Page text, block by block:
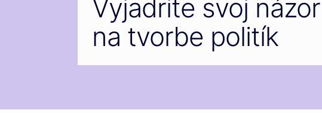
Vyjadrite svoj
na tvorbe politík